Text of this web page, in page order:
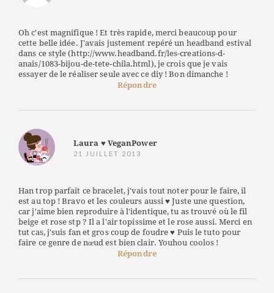
Oh c'est magnifique ! Et très rapide, merci beaucoup pour
cette belle idée. J'avais justement repéré un headband estival
dans ce style (http://www.headband.fr/les-creations-d-
anais/1083-bijou-de-tete-chila.html), je crois que je vais
essayer de le réaliser seule avec ce diy ! Bon dimanche !
Répondre
Laura ♥ VeganPower
21 JUILLET 2013
Han trop parfait ce bracelet, j'vais tout noter pour le faire, il
est au top ! Bravo et les couleurs aussi ♥ Juste une question,
car j'aime bien reproduire à l'identique, tu as trouvé où le fil
beige et rose stp ? Il a l'air topissime et le rose aussi. Merci en
tut cas, j'suis fan et gros coup de foudre ♥ Puis le tuto pour
faire ce genre de nœud est bien clair. Youhou coolos !
Répondre